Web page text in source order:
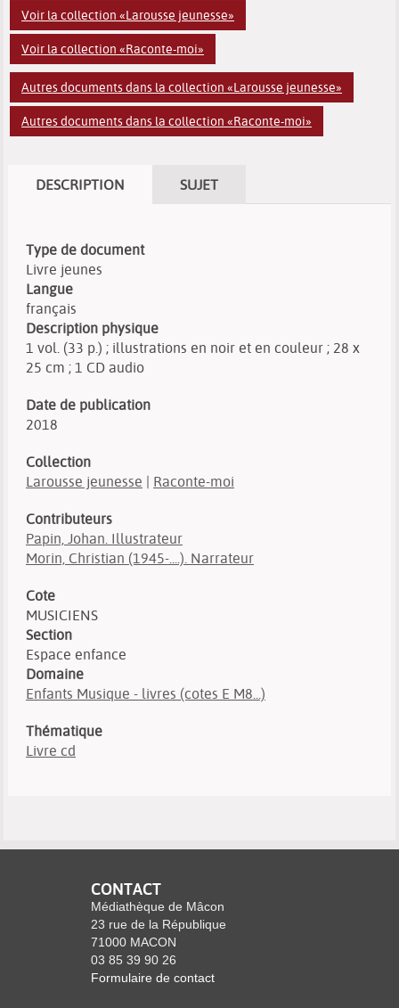
Voir la collection «Larousse jeunesse»
Voir la collection «Raconte-moi»
Autres documents dans la collection «Larousse jeunesse»
Autres documents dans la collection «Raconte-moi»
DESCRIPTION SUJET
Type de document
Livre jeunes
Langue
français
Description physique
1 vol. (33 p.) ; illustrations en noir et en couleur ; 28 x
25 cm ; 1 CD audio
Date de publication
2018
Collection
Larousse jeunesse | Raconte-moi
Contributeurs
Papin, Johan. Illustrateur
Morin, Christian (1945-....). Narrateur
Cote
MUSICIENS
Section
Espace enfance
Domaine
Enfants Musique - livres (cotes E M8...)
Thématique
Livre cd
CONTACT
Médiathèque de Mâcon
23 rue de la République
71000 MACON
03 85 39 90 26
Formulaire de contact